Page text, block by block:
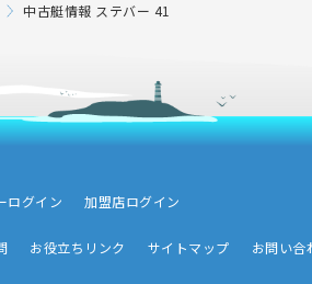
中古艇情報 ステバー 41
ログイン 加盟店ログイン
お役立ちリンク サイトマップ お問い合